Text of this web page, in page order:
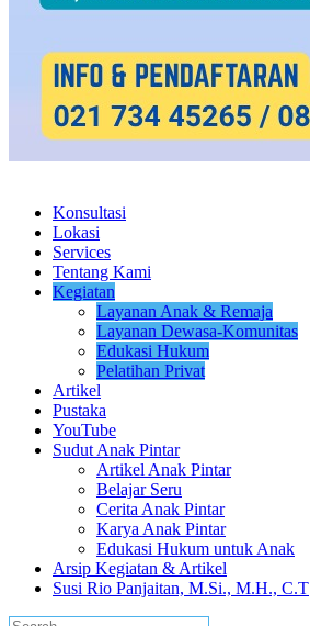
Konsultasi
Lokasi
Services
Tentang Kami
Kegiatan
Layanan Anak & Remaja
Layanan Dewasa-Komunitas
Edukasi Hukum
Pelatihan Privat
Artikel
Pustaka
YouTube
Sudut Anak Pintar
Artikel Anak Pintar
Belajar Seru
Cerita Anak Pintar
Karya Anak Pintar
Edukasi Hukum untuk Anak
Arsip Kegiatan & Artikel
Susi Rio Panjaitan, M.Si., M.H., C.T